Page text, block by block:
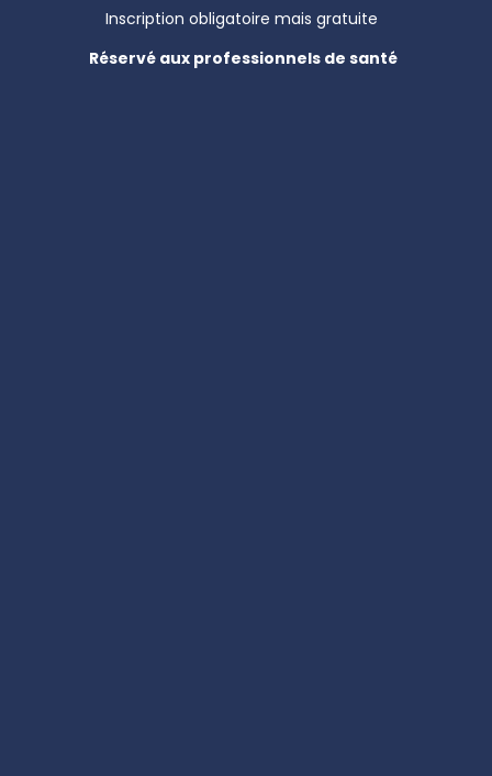
Inscription obligatoire mais gratuite
Réservé aux professionnels de santé